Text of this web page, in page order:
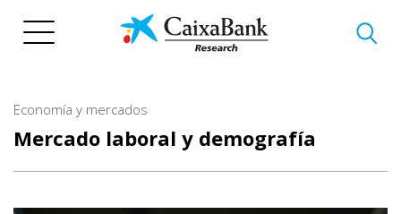
Economía y mercados
Mercado laboral y demografía